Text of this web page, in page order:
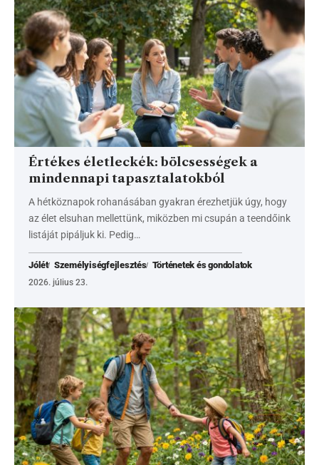
Értékes életleckék: bölcsességek a
mindennapi tapasztalatokból
A hétköznapok rohanásában gyakran érezhetjük úgy, hogy
az élet elsuhan mellettünk, miközben mi csupán a teendőink
listáját pipáljuk ki. Pedig…
Jólét Személyiségfejlesztés Történetek és gondolatok
2026. július 23.